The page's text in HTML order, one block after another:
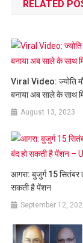
RELATED
Viral Video: ज्योति
बनाया अब साले के साथ
August 13, 2023
आगरा: बुजुर्ग 15 सितंबर
सकती है पेंशन
September 12,